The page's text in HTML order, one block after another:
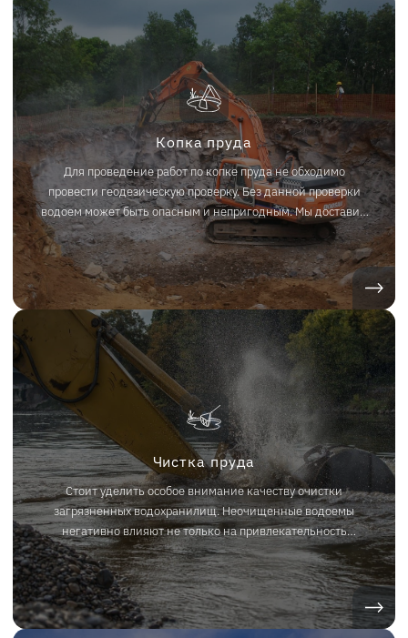
Копка пруда
Для проведение работ по копке пруда не обходимо
провести геодезическую проверку. Без данной проверки
водоем может быть опасным и непригодным. Мы доставим
нужную технику низкорамным тралом с экипажем для
проведения работ в Челябинске и Челябинской области по
низкой цене.
Чистка пруда
Стоит уделить особое внимание качеству очистки
загрязненных водохранилищ. Неочищенные водоемы
негативно влияют не только на привлекательность
территории, но и ее безопасность для человека и
животных. Чтобы быстро привести водохранилище в
порядок, закажите аренду спецтехники и выезд
специалистов в нашей компании.